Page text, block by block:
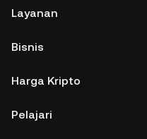
Layanan
Bisnis
Harga Kripto
Pelajari